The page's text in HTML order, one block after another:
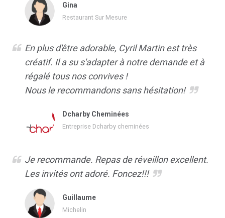
Gina
Restaurant Sur Mesure
En plus d'être adorable, Cyril Martin est très
créatif. Il a su s'adapter à notre demande et à
régalé tous nos convives !
Nous le recommandons sans hésitation!
Dcharby Cheminées
Entreprise Dcharby cheminées
Je recommande. Repas de réveillon excellent.
Les invités ont adoré. Foncez!!!
Guillaume
Michelin